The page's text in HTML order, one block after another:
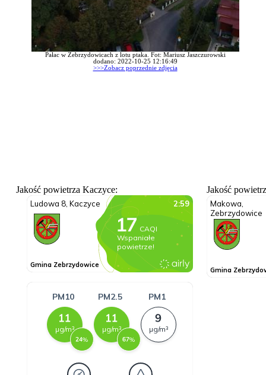
Pałac w Zebrzydowicach z lotu ptaka. Fot: Mariusz Jaszczurowski
dodano: 2022-10-25 12:16:49
>>>Zobacz poprzednie zdjęcia
Jakość powietrza Kaczyce: Jakość